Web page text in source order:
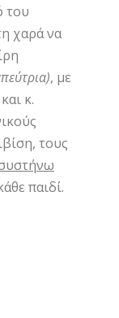
του
χαρά να
, με
κ.
τους
παιδί.